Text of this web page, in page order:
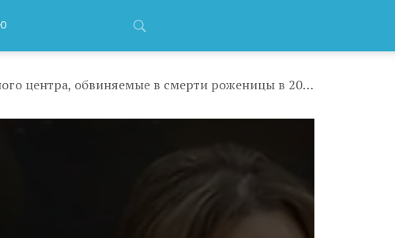
Во Владимирской области врачи перинатального центра, обвиняемые в смерти роженицы в 2016 году, избежали уголовного наказания